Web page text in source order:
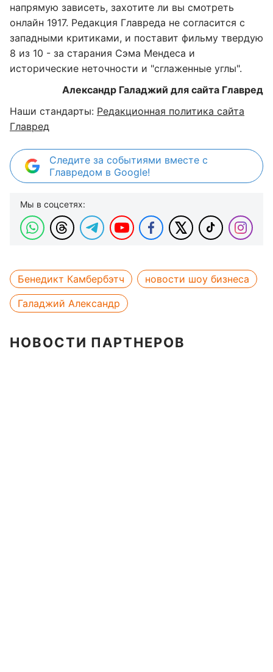
напрямую зависеть, захотите ли вы смотреть
онлайн 1917. Редакция Главреда не согласится с
западными критиками, и поставит фильму твердую
8 из 10 - за старания Сэма Мендеса и
исторические неточности и "сглаженные углы".
Александр Галаджий для сайта Главред
Наши стандарты: Редакционная политика сайта
Главред
Следите за событиями вместе с
Главредом в Google!
Мы в соцсетях:
Бенедикт Камбербэтч
новости шоу бизнеса
Галаджий Александр
НОВОСТИ ПАРТНЕРОВ